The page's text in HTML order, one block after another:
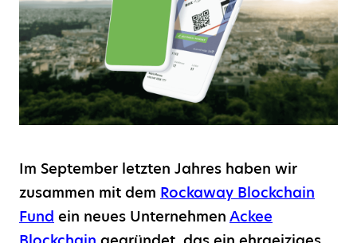
Im September letzten Jahres haben wir
zusammen mit dem Rockaway Blockchain
Fund ein neues Unternehmen Ackee